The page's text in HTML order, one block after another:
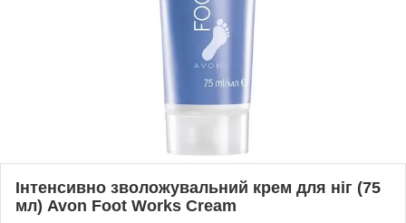
Інтенсивно зволожувальний крем для ніг (75
мл) Avon Foot Works Cream